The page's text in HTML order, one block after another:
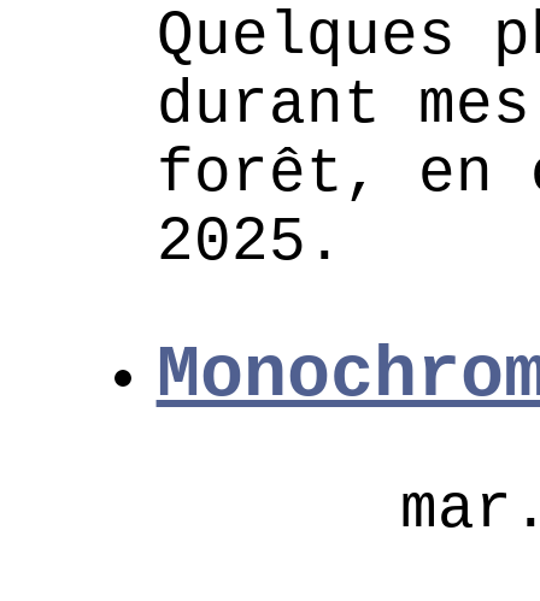
Quelques
durant
forêt, en
2025.